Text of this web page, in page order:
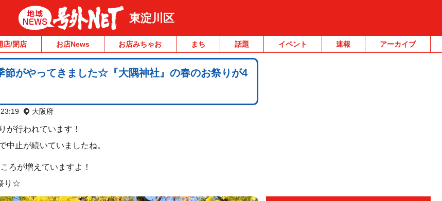
東淀川区
店/閉店 お店News お店みちゃお まち 話題 イベント 速報 アーカイブ
節がやってきました☆『大隅神社』の春のお祭りが4
大阪府
が行われています！
中止が続いていましたね。
ろが増えていますよ！
り☆